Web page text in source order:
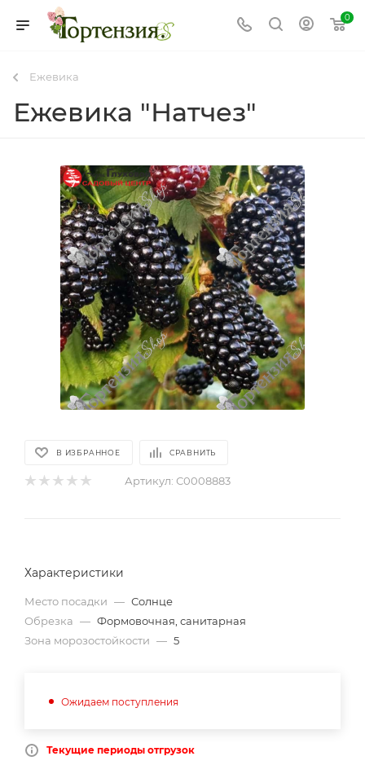
0
Ежевика
Ежевика "Натчез"
В ИЗБРАННОЕ СРАВНИТЬ
Артикул: С0008883
Характеристики
Место посадки — Солнце
Обрезка — Формовочная, санитарная
Зона морозостойкости — 5
Ожидаем поступления
Текущие периоды отгрузок